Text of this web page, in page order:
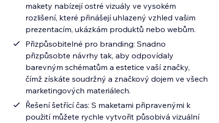
makety nabízejí ostré vizuály ve vysokém
rozlišení, které přinášejí uhlazený vzhled vašim
prezentacím, ukázkám produktů nebo webům.
Přizpůsobitelné pro branding: Snadno
přizpůsobte návrhy tak, aby odpovídaly
barevným schématům a estetice vaší značky,
čímž získáte soudržný a značkový dojem ve všech
marketingových materiálech.
Řešení šetřící čas: S maketami připravenými k
použití můžete rychle vytvořit působivá vizuální